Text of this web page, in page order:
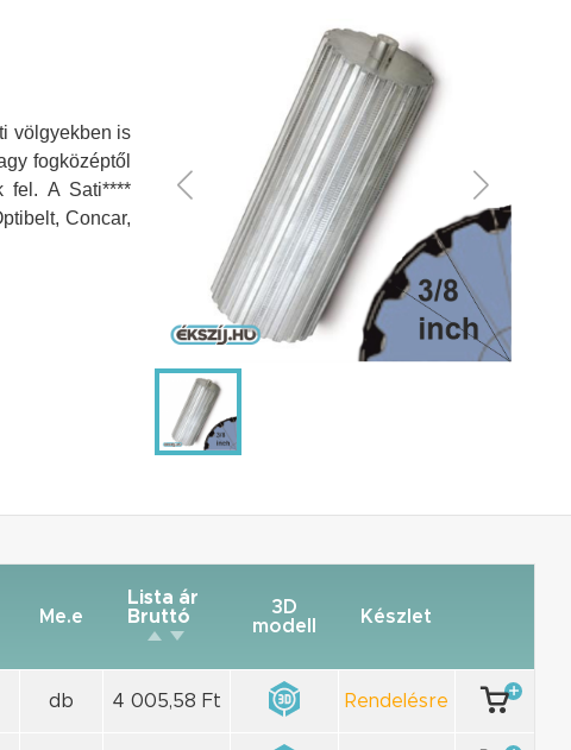
völgyekben is
fogközéptől
fel. A Sati****
Concar,
Me.e
Lista ár
Bruttó
3D
modell
Készlet
db 4 005,58 Ft Rendelésre